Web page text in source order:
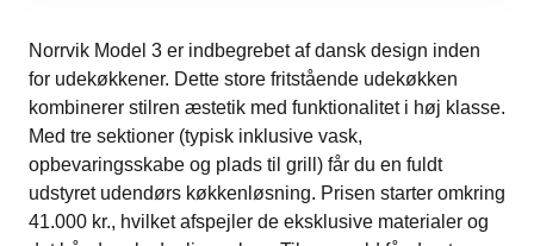
Norrvik Model 3 er indbegrebet af dansk design inden
for udekøkkener. Dette store fritstående udekøkken
kombinerer stilren æstetik med funktionalitet i høj klasse​.
Med tre sektioner (typisk inklusive vask,
opbevaringsskabe og plads til grill) får du en fuldt
udstyret udendørs køkkenløsning. Prisen starter omkring
41.000 kr., hvilket afspejler de eksklusive materialer og